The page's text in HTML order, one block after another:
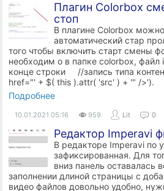
Плагин Colorbox
стоп
В плагине Colorbox
автоматический стар
того чтобы включить старт смены
необходим о в папке colorbox,
конце строки //запись типа
href="' + $( this ).attr( 'src' ) + '" />').
Подробнее
10.01.2021 05:16 959 Lit 0
Редактор Imperavi
В редакторе Imperavi по
зафиксированная. Для
вниз панель оставалась
заполнении длиной страницы с
видео файлов довольно удобно,